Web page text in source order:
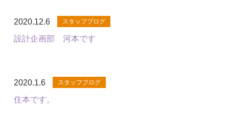
2020.12.6 スタッフブログ
設計企画部 河本です
2020.1.6 スタッフブログ
住本です。